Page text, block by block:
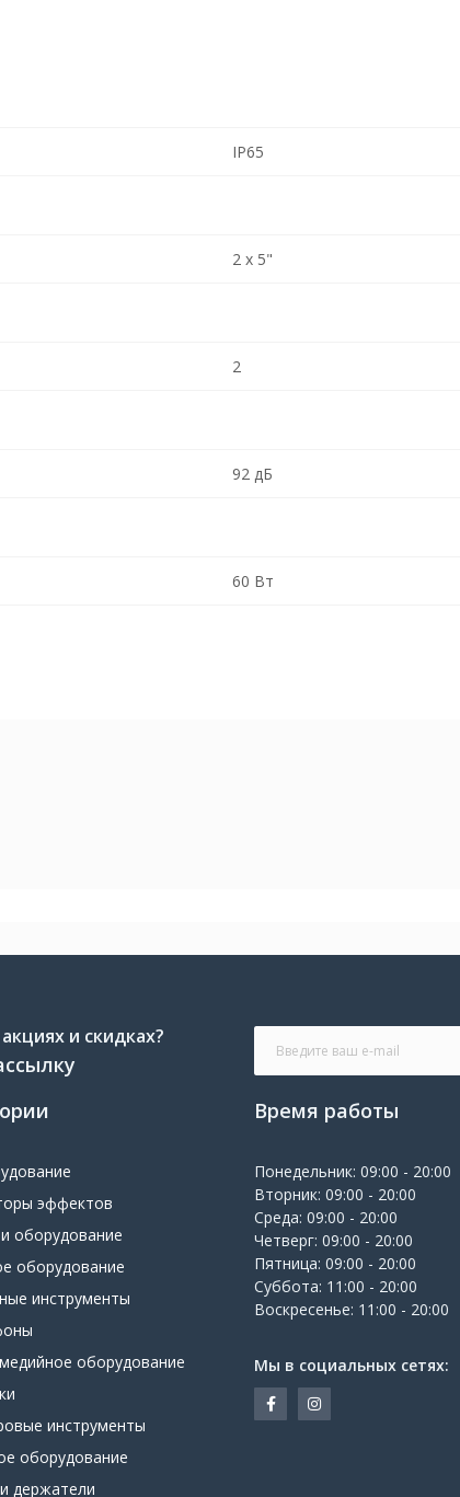
IP65
2 x 5"
2
92 дБ
60 Вт
и скидках?
эффектов
оборудование
оборудование
инструменты
оборудование
инструменты
оборудование
держатели
Время работы
Понедельник: 09:00 - 20:00
Вторник: 09:00 - 20:00
Среда: 09:00 - 20:00
Четверг: 09:00 - 20:00
Пятница: 09:00 - 20:00
Суббота: 11:00 - 20:00
Воскресенье: 11:00 - 20:00
Мы в социальных сетях: